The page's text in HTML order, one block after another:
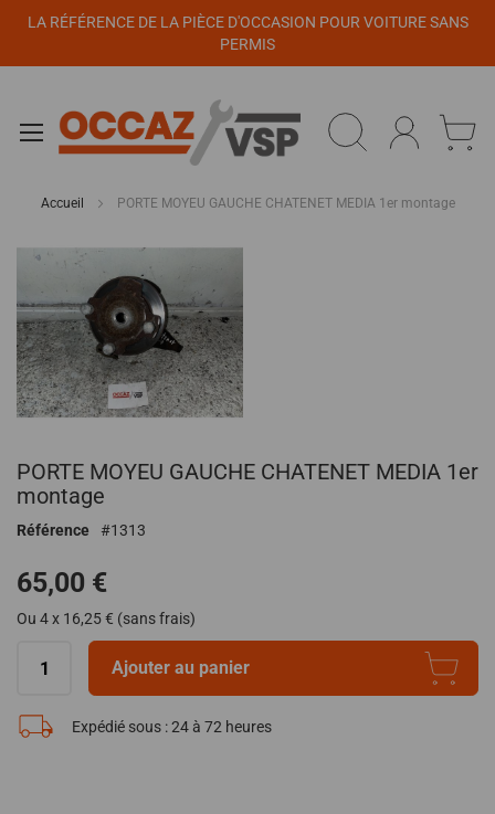
LA RÉFÉRENCE DE LA PIÈCE D'OCCASION POUR VOITURE SANS
PERMIS
Accueil PORTE MOYEU GAUCHE CHATENET MEDIA 1er montage
Passer
fin
de
la
galerie
d’images
au
début
la
d’images
PORTE MOYEU GAUCHE CHATENET MEDIA 1er
montage
Référence 1313
65,00 €
Ou 4 x 16,25 € (sans frais)
Ajouter au panier
Expédié sous :24 à 72 heures
Panneau de gestion des cookies